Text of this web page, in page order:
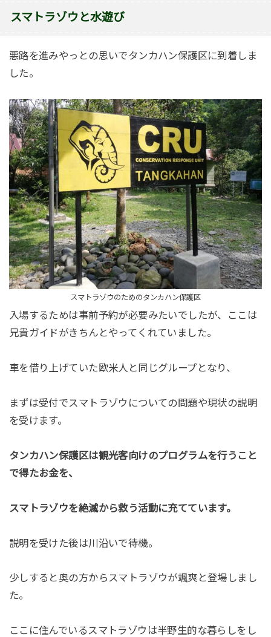
スマトラゾウと水遊び
悪路を進みやっとの思いでタンカハン保護区に到着しま
した。
スマトラゾウのためのタンカハン保護区
入場するためは事前予約が必要みたいでしたが、ここは
兄貴ガイドがきちんとやってくれていました。
車を借り上げていた欧米人と同じグループとなり、
まずは受付でスマトラゾウについての問題や現状の説明
を受けます。
タンカハン保護区は観光客向けのプログラムを行うこと
で得たお金を、
スマトラゾウを絶滅から救う活動に充てています。
説明を受けた後は川沿いで待機。
少しすると奥の方からスマトラゾウが颯爽と登場しまし
た。
ここに住んでいるスマトラゾウは半野生的な暮らしをし